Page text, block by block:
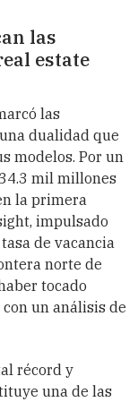
las
estate
las
dualidad que
modelos. Por un
mil millones
la primera
impulsado
de vacancia
norte de
tocado
un análisis de
récord y
una de las